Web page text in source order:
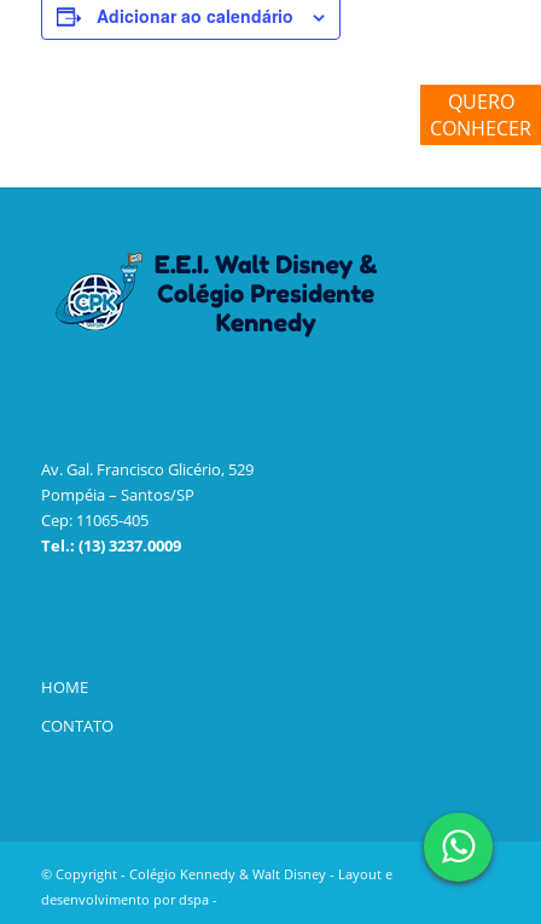
Adicionar ao calendário
Av. Gal. Francisco Glicério, 529
Pompéia – Santos/SP
Cep: 11065-405
Tel.: (13) 3237.0009
HOME
CONTATO
© Copyright - Colégio Kennedy & Walt Disney - Layout e
desenvolvimento pordspa-
QUERO
CONHECER